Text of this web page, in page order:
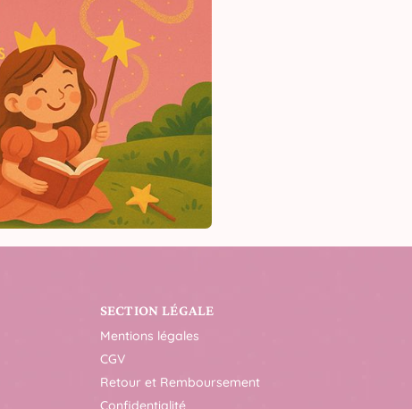
SECTION LÉGALE
Mentions légales
CGV
Retour et Remboursement
Confidentialité